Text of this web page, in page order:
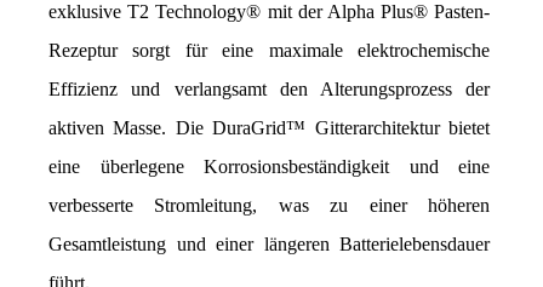
exklusive T2 Technology® mit der Alpha Plus® Pasten-
Rezeptur sorgt für eine maximale elektrochemische
Effizienz und verlangsamt den Alterungsprozess der
aktiven Masse. Die DuraGrid™ Gitterarchitektur bietet
eine überlegene Korrosionsbeständigkeit und eine
verbesserte Stromleitung, was zu einer höheren
Gesamtleistung und einer längeren Batterielebensdauer
führt.